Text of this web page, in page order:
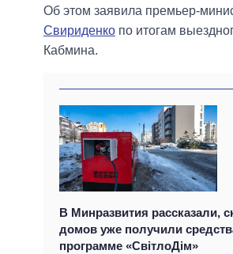
Об этом заявила премьер-
Свириденко по итогам
Кабмина.
В Минразвития рассказали,
домов уже получили
программе «СвітлоДім»